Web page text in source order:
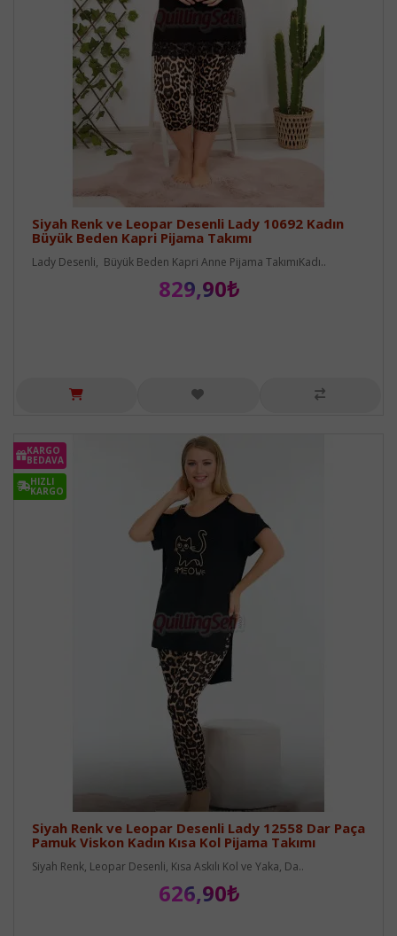
Siyah Renk ve Leopar Desenli Lady 10692 Kadın
Büyük Beden Kapri Pijama Takımı
Lady Desenli, Büyük Beden Kapri Anne Pijama TakımıKadı..
829,90₺
KARGO
BEDAVA
HIZLI
KARGO
Siyah Renk ve Leopar Desenli Lady 12558 Dar Paça
Pamuk Viskon Kadın Kısa Kol Pijama Takımı
Siyah Renk, Leopar Desenli, Kısa Askılı Kol ve Yaka, Da..
626,90₺